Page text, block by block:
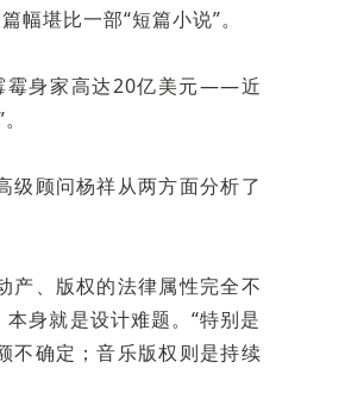
幅堪比一部“短篇小说”。
霉身家高达20亿美元——近
级顾问杨祥从两方面分析了
产、版权的法律属性完全不
身就是设计难题。“特别是
不确定；音乐版权则是持续